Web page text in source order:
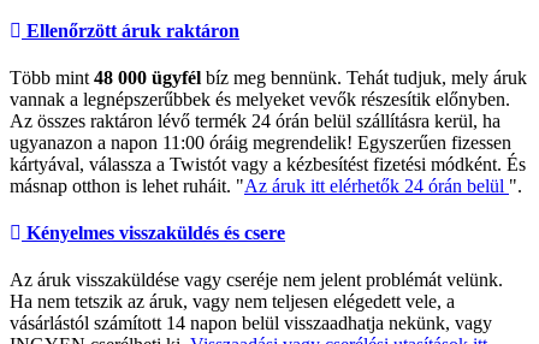
Ellenőrzött áruk raktáron
Több mint 48 000 ügyfél bíz meg bennünk. Tehát tudjuk, mely áruk
vannak a legnépszerűbbek és melyeket vevők részesítik előnyben.
Az összes raktáron lévő termék 24 órán belül szállításra kerül, ha
ugyanazon a napon 11:00 óráig megrendelik! Egyszerűen fizessen
kártyával, válassza a Twistót vagy a kézbesítést fizetési módként. És
másnap otthon is lehet ruháit. "Az áruk itt elérhetők 24 órán belül ".
Kényelmes visszaküldés és csere
Az áruk visszaküldése vagy cseréje nem jelent problémát velünk.
Ha nem tetszik az áruk, vagy nem teljesen elégedett vele, a
vásárlástól számított 14 napon belül visszaadhatja nekünk, vagy